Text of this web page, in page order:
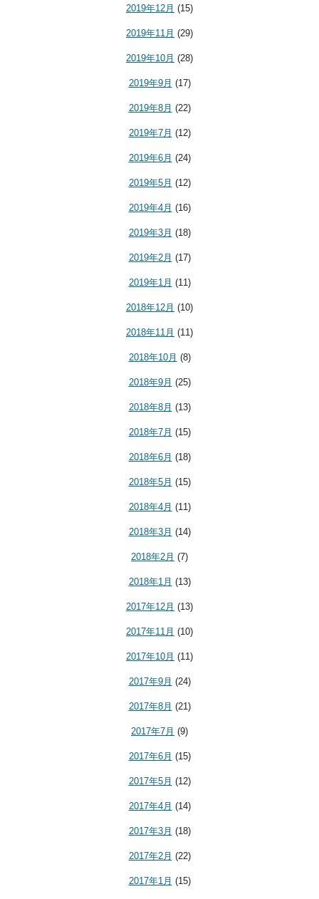
2019年12月 (15)
2019年11月 (29)
2019年10月 (28)
2019年9月 (17)
2019年8月 (22)
2019年7月 (12)
2019年6月 (24)
2019年5月 (12)
2019年4月 (16)
2019年3月 (18)
2019年2月 (17)
2019年1月 (11)
2018年12月 (10)
2018年11月 (11)
2018年10月 (8)
2018年9月 (25)
2018年8月 (13)
2018年7月 (15)
2018年6月 (18)
2018年5月 (15)
2018年4月 (11)
2018年3月 (14)
2018年2月 (7)
2018年1月 (13)
2017年12月 (13)
2017年11月 (10)
2017年10月 (11)
2017年9月 (24)
2017年8月 (21)
2017年7月 (9)
2017年6月 (15)
2017年5月 (12)
2017年4月 (14)
2017年3月 (18)
2017年2月 (22)
2017年1月 (15)